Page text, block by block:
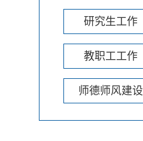
研究生工作
教职工工作
师德师风建设